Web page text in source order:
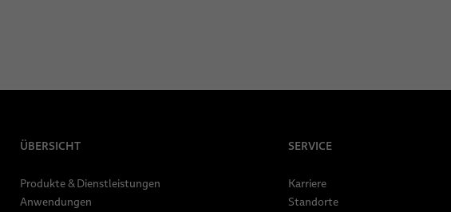
ÜBERSICHT
Produkte & Dienstleistungen
Anwendungen
SERVICE
Karriere
Standorte